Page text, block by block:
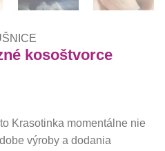
kosoštvorce
Krasotinka momentálne nie
výroby a dodania